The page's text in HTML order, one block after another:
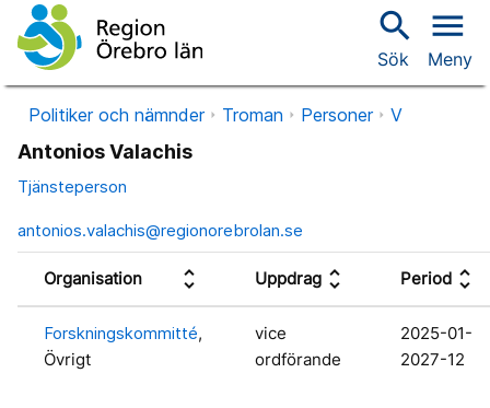
search
Sök
menu
Meny
Politiker och nämnder Troman Personer V
Antonios Valachis
Tjänsteperson
antonios.valachis@regionorebrolan.se
Organisation unfold_more Uppdrag unfold_more Period unfold_more
Forskningskommitté,
Övrigt
vice
ordförande
2025-01-
2027-12